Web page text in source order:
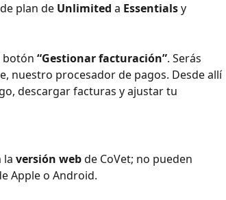
plan de Unlimited a Essentials y
botón “Gestionar facturación”. Serás
nuestro procesador de pagos. Desde allí
descargar facturas y ajustar tu
la versión web de CoVet; no pueden
Apple o Android.